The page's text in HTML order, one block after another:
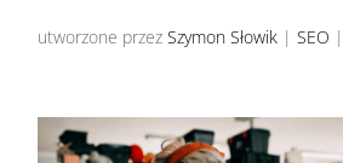
utworzone przezSzymon Słowik |SEO |